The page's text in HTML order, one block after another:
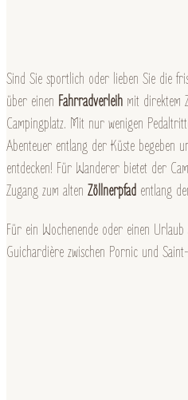
Sind Sie sportlich oder lieben Sie die
über einen Fahrradverleih mit direktem
Campingplatz. Mit nur wenigen
Abenteuer entlang der Küste begeben
entdecken! Für Wanderer bietet der
Zugang zum alten Zöllnerpfad entlang
Für ein Wochenende oder einen
Guichardière zwischen Pornic und